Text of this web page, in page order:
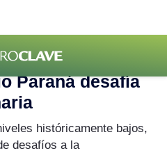
Paraná desafía
históricamente bajos,
desafíos a la